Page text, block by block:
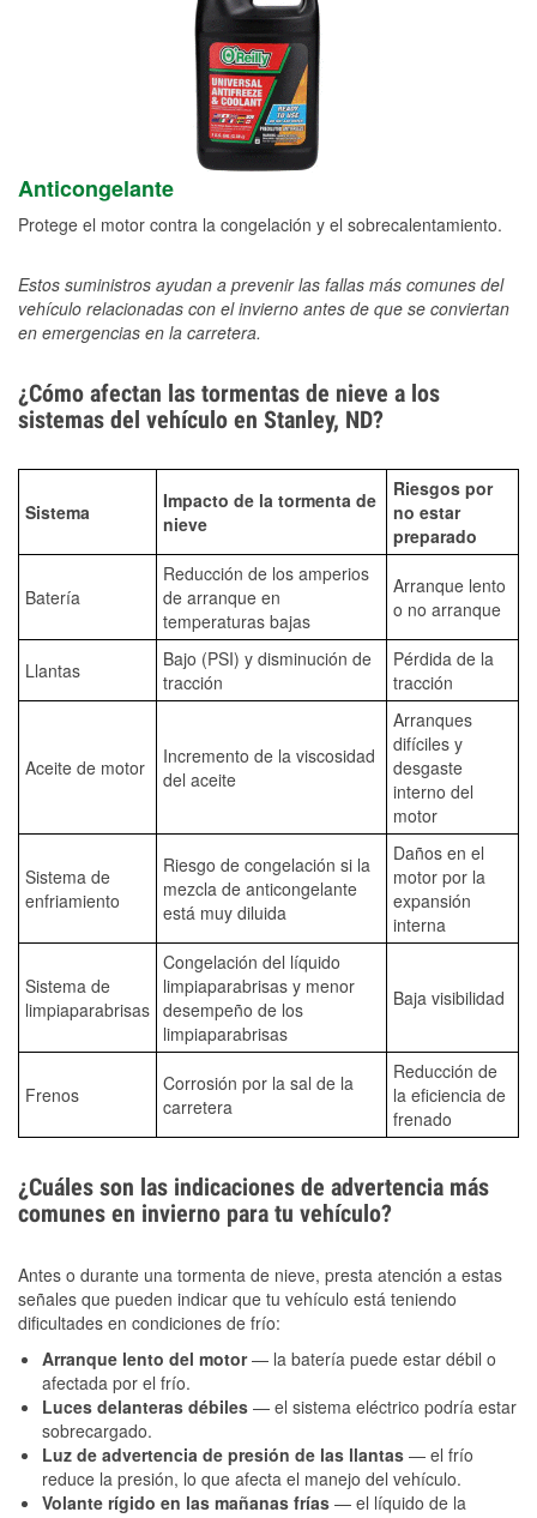
Anticongelante
Protege el motor contra la congelación y el sobrecalentamiento.
Estos suministros ayudan a prevenir las fallas más comunes del
vehículo relacionadas con el invierno antes de que se conviertan
en emergencias en la carretera.
¿Cómo afectan las tormentas de nieve a los
sistemas del vehículo en Stanley, ND?
Sistema
Impacto de la tormenta de
nieve
Riesgos por
no estar
preparado
Batería
Reducción de los amperios
de arranque en
temperaturas bajas
Arranque lento
o no arranque
Llantas
Bajo (PSI) y disminución de
tracción
Pérdida de la
tracción
Aceite de motor
Incremento de la viscosidad
del aceite
Arranques
difíciles y
desgaste
interno del
motor
Sistema de
enfriamiento
Riesgo de congelación si la
mezcla de anticongelante
está muy diluida
Daños en el
motor por la
expansión
interna
Sistema de
limpiaparabrisas
Congelación del líquido
limpiaparabrisas y menor
desempeño de los
limpiaparabrisas
Baja visibilidad
Frenos
Corrosión por la sal de la
carretera
Reducción de
la eficiencia de
frenado
¿Cuáles son las indicaciones de advertencia más
comunes en invierno para tu vehículo?
Antes o durante una tormenta de nieve, presta atención a estas
señales que pueden indicar que tu vehículo está teniendo
dificultades en condiciones de frío:
Arranque lento del motor— la batería puede estar débil o
afectada por el frío.
Luces delanteras débiles — el sistema eléctrico podría estar
sobrecargado.
Luz de advertencia de presión de las llantas — el frío
reduce la presión, lo que afecta el manejo del vehículo.
Volante rígido en las mañanas frías — el líquido de la